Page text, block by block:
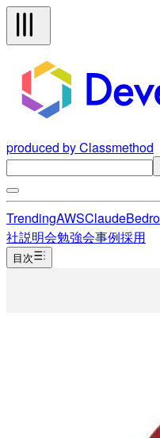
produced by Classmethod
TrendingAWSClaude
社説明会勉強会事例採用
目次